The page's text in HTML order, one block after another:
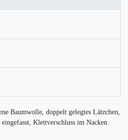
Baumwolle, doppelt gelegtes Lätzchen,
Klettverschluss im Nacken.